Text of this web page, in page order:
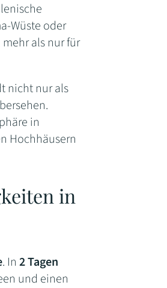
Wüste oder
als nur für
nicht nur als
in
Hochhäusern
in
. In 2 Tagen
und einen